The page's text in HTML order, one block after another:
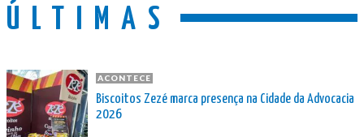
ÚLTIMAS
ACONTECE
Biscoitos Zezé marca presença na Cidade da Advocacia
2026